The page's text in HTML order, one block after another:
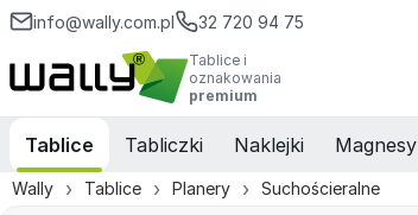
info@wally.com.pl 32 720 94 75
Tablice i
oznakowania
premium
Tablice Tabliczki Naklejki Magnesy
Wally Tablice Planery Suchościeralne